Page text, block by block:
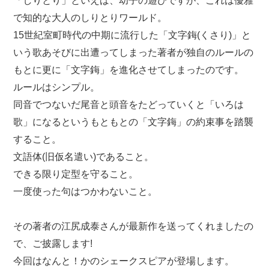
で知的な大人のしりとりワールド。
15世紀室町時代の中期に流行した「文字鋂(くさり)」と
いう歌あそびに出遭ってしまった著者が独自のルールの
もとに更に「文字鋂」を進化させてしまったのです。
ルールはシンプル。
同音でつないだ尾音と頭音をたどっていくと「いろは
歌」になるというもともとの「文字鋂」の約束事を踏襲
すること。
文語体(旧仮名遣い)であること。
できる限り定型を守ること。
一度使った句はつかわないこと。
その著者の江尻成泰さんが最新作を送ってくれましたの
で、ご披露します!
今回はなんと！かのシェークスピアが登場します。